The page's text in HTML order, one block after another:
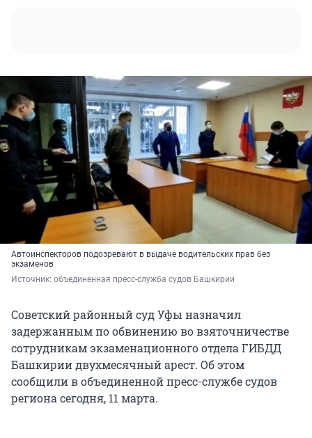
Автоинспекторов подозревают в выдаче водительских прав без
экзаменов
Источник: объединенная пресс-служба судов Башкирии
Советский районный суд Уфы назначил
задержанным по обвинению во взяточничестве
сотрудникам экзаменационного отдела ГИБДД
Башкирии двухмесячный арест. Об этом
сообщили в объединенной пресс-службе судов
региона сегодня, 11 марта.